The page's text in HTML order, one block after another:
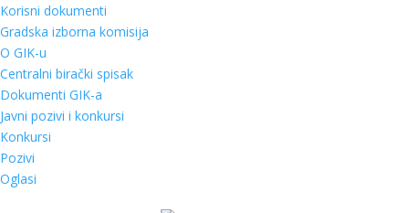
Korisni dokumenti
Gradska izborna komisija
O GIK-u
Centralni birački spisak
Dokumenti GIK-a
Javni pozivi i konkursi
Konkursi
Pozivi
Oglasi